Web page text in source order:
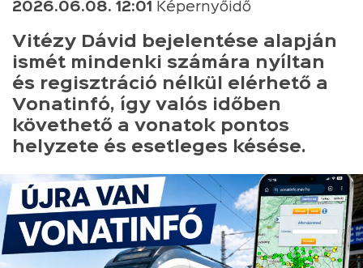
2026.06.08. 12:01 Képernyőidő
Vitézy Dávid bejelentése alapján
ismét mindenki számára nyíltan
és regisztráció nélkül elérhető a
Vonatinfó, így valós időben
követhető a vonatok pontos
helyzete és esetleges késése.